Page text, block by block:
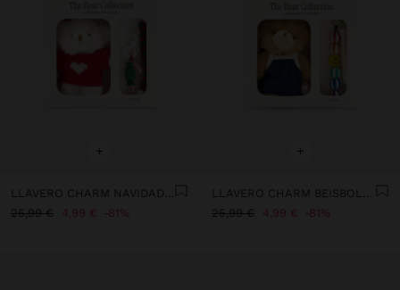
+
LLAVERO CHARM NAVIDAD - THE BEAR COLLECTION
25,99 €
4,99 € 81%
+
LLAVERO CHARM BEISBOL - THE BEAR COLLECTION
25,99 €
4,99 € 81%